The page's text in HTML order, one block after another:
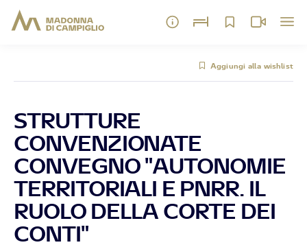
Aggiungi alla wishlist
STRUTTURE
CONVENZIONATE
CONVEGNO "AUTONOMIE
TERRITORIALI E PNRR. IL
RUOLO DELLA CORTE DEI
CONTI"